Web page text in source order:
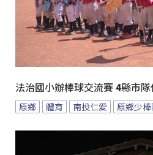
法治國小辦棒球交流賽 4縣市
原鄉 體育 南投仁愛 原鄉少棒